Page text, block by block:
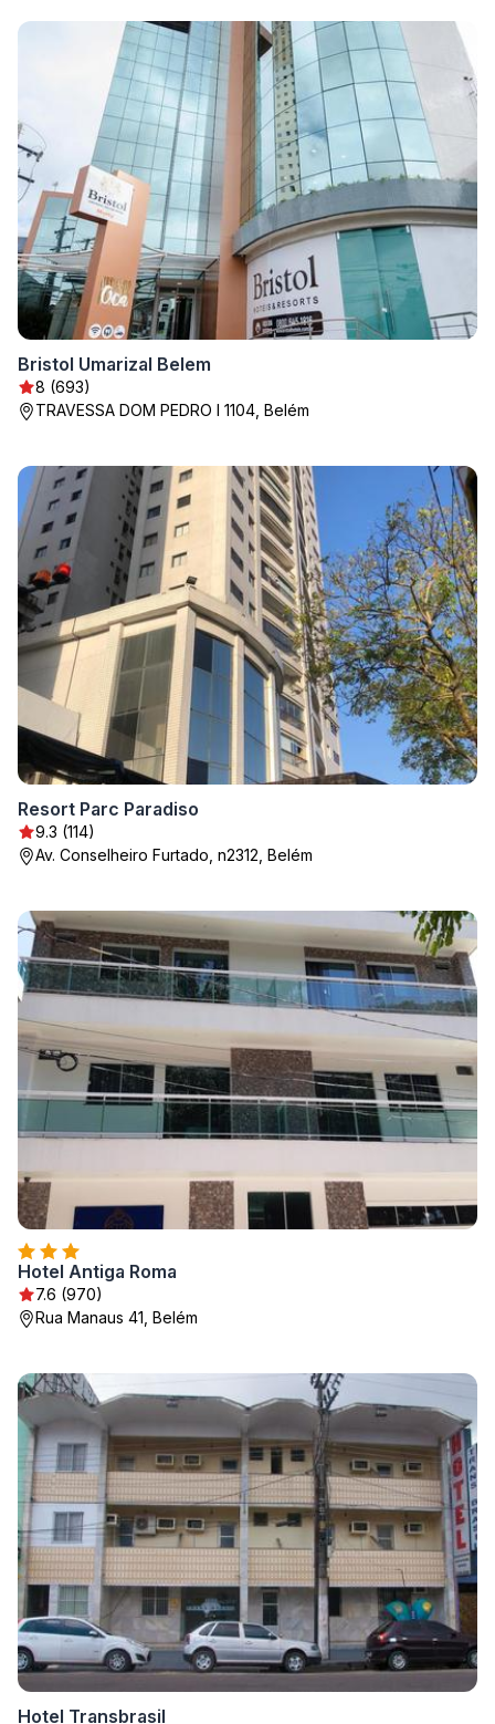
Bristol Umarizal Belem
8 (693)
TRAVESSA DOM PEDRO I 1104, Belém
Resort Parc Paradiso
9.3 (114)
Av. Conselheiro Furtado, n2312, Belém
Hotel Antiga Roma
7.6 (970)
Rua Manaus 41, Belém
Hotel Transbrasil